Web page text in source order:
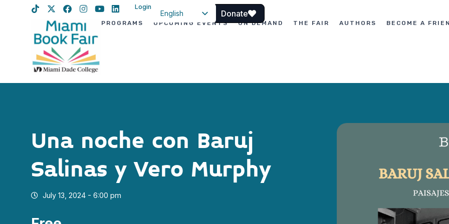
Login
English
Donate
PROGRAMS UPCOMING EVENTS ON DEMAND THE FAIR AUTHORS BECOME A
Una noche con Baruj
Salinas y Vero Murphy
July 13, 2024 - 6:00 pm